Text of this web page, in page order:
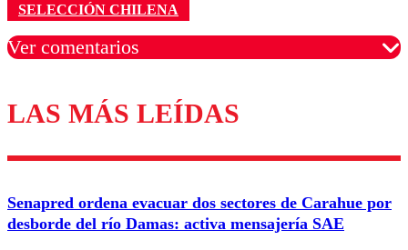
SELECCIÓN CHILENA
Ver comentarios
Los comentarios son moderados para garantizar un
diálogo respetuoso.
Correo
LAS MÁS LEÍDAS
Senapred ordena evacuar dos sectores de Carahue por
desborde del río Damas: activa mensajería SAE